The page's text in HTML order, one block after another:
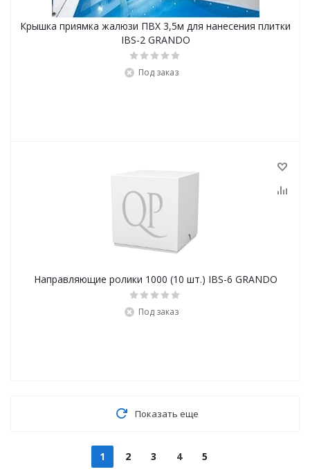
Крышка приямка жалюзи ПВХ 3,5м для нанесения плитки
IBS-2 GRANDO
Под заказ
Направляющие ролики 1000 (10 шт.) IBS-6 GRANDO
Под заказ
Показать еще
1 2 3 4 5